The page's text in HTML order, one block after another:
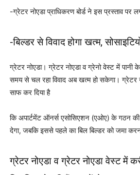
-ग्रेटर नोएडा प्राधिकरण बोर्ड ने इस प्रस्ताव पर
-बिल्डर से विवाद होगा खत्म,
ग्रेटर नोएडा। ग्रेटर नोएडा व ग्रेनो वेस्ट में पानी
समय से चल रहा विवाद अब खत्म हो सकेगा। ग्रेटर
साफ कर दिया है
कि अपार्टमेंट ऑनर्स एसोसिएशन (एओए) के गठन की
देगा, जबकि इससे पहले का बिल बिल्डर को जमा
ग्रेटर नोएडा व ग्रेटर नोएडा वेस्ट में